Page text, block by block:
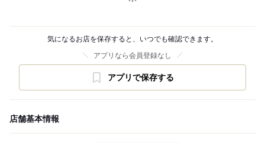
気になるお店を保存すると、いつでも確認できます。
アプリなら会員登録なし
アプリで保存する
店舗基本情報